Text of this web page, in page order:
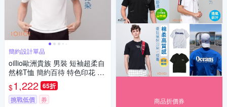
簡約設計單品
oillio歐洲貴族 男裝 短袖超柔自
然棉T恤 簡約百待 特色印花 設
計經典 白色 法國品牌
$1,222 65折
挑戰低價 券 商品折價券